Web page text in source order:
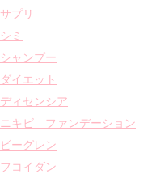
サプリ
シミ
シャンプー
ダイエット
ディセンシア
ニキビ ファンデーション
ビーグレン
フコイダン